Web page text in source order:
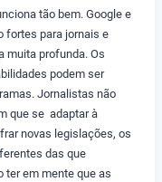
tão bem. Google e
fortes para jornais e
muita profunda. Os
podem ser
Jornalistas não
que se adaptar à
novas legislações, os
das que
ter em mente que as